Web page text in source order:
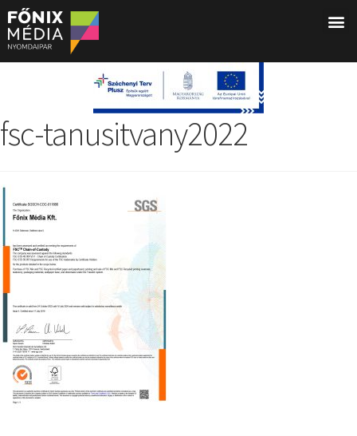
fsc-tanusitvany2022